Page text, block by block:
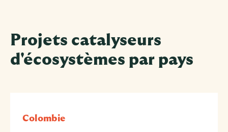
Projets catalyseurs
d'écosystèmes par pays
Colombie